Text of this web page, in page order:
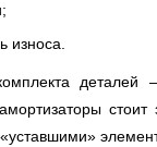
износа.
стоит